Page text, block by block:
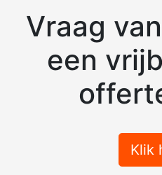
Vraag
een
Klik